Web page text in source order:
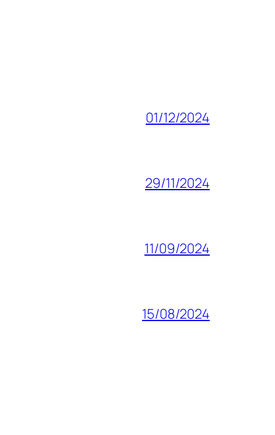
01/12/2024
29/11/2024
11/09/2024
15/08/2024